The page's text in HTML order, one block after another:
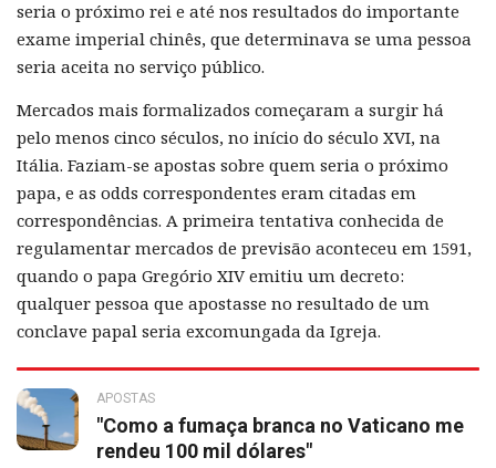
seria o próximo rei e até nos resultados do importante
exame imperial chinês, que determinava se uma pessoa
seria aceita no serviço público.
Mercados mais formalizados começaram a surgir há
pelo menos cinco séculos, no início do século XVI, na
Itália. Faziam-se apostas sobre quem seria o próximo
papa, e as odds correspondentes eram citadas em
correspondências. A primeira tentativa conhecida de
regulamentar mercados de previsão aconteceu em 1591,
quando o papa Gregório XIV emitiu um decreto:
qualquer pessoa que apostasse no resultado de um
conclave papal seria excomungada da Igreja.
APOSTAS
"Como a fumaça branca no Vaticano me
rendeu 100 mil dólares"